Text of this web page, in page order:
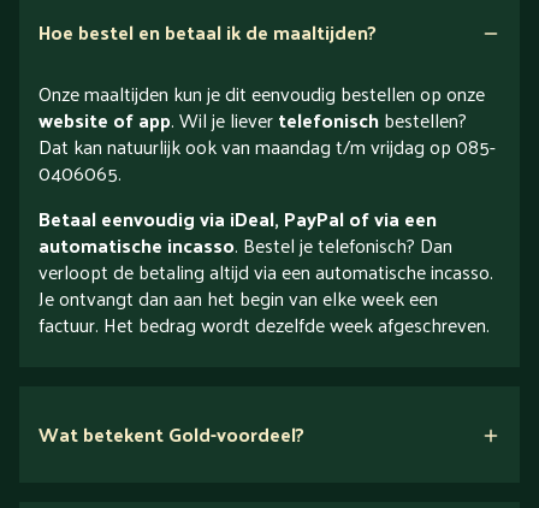
Hoe bestel en betaal ik de maaltijden?
Onze maaltijden kun je dit eenvoudig bestellen op onze
website of app. Wil je lievertelefonischbestellen?
Dat kan natuurlijk ook van maandag t/m vrijdag op 085-
0406065.
Betaal eenvoudig via iDeal, PayPal of via een
automatische incasso. Bestel je telefonisch? Dan
verloopt de betaling altijd via een automatische incasso.
Je ontvangt dan aan het begin van elke week een
factuur. Het bedrag wordt dezelfde week afgeschreven.
Wat betekent Gold-voordeel?